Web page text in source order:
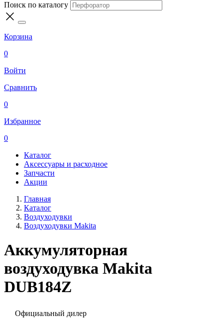
Поиск по каталогу
Корзина
0
Войти
Сравнить
0
Избранное
0
Каталог
Аксессуары и расходное
Запчасти
Акции
Главная
Каталог
Воздуходувки
Воздуходувки Makita
Аккумуляторная
воздуходувка Makita
DUB184Z
Официальный дилер